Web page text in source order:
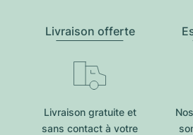
Livraison offerte
Livraison gratuite et
sans contact à votre